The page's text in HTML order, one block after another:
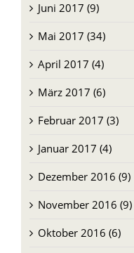
Juni 2017 (9)
Mai 2017 (34)
April 2017 (4)
März 2017 (6)
Februar 2017 (3)
Januar 2017 (4)
Dezember 2016 (9)
November 2016 (9)
Oktober 2016 (6)